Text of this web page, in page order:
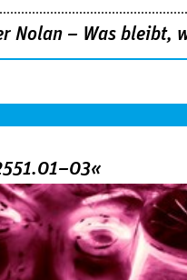
Nolan – Was bleibt,